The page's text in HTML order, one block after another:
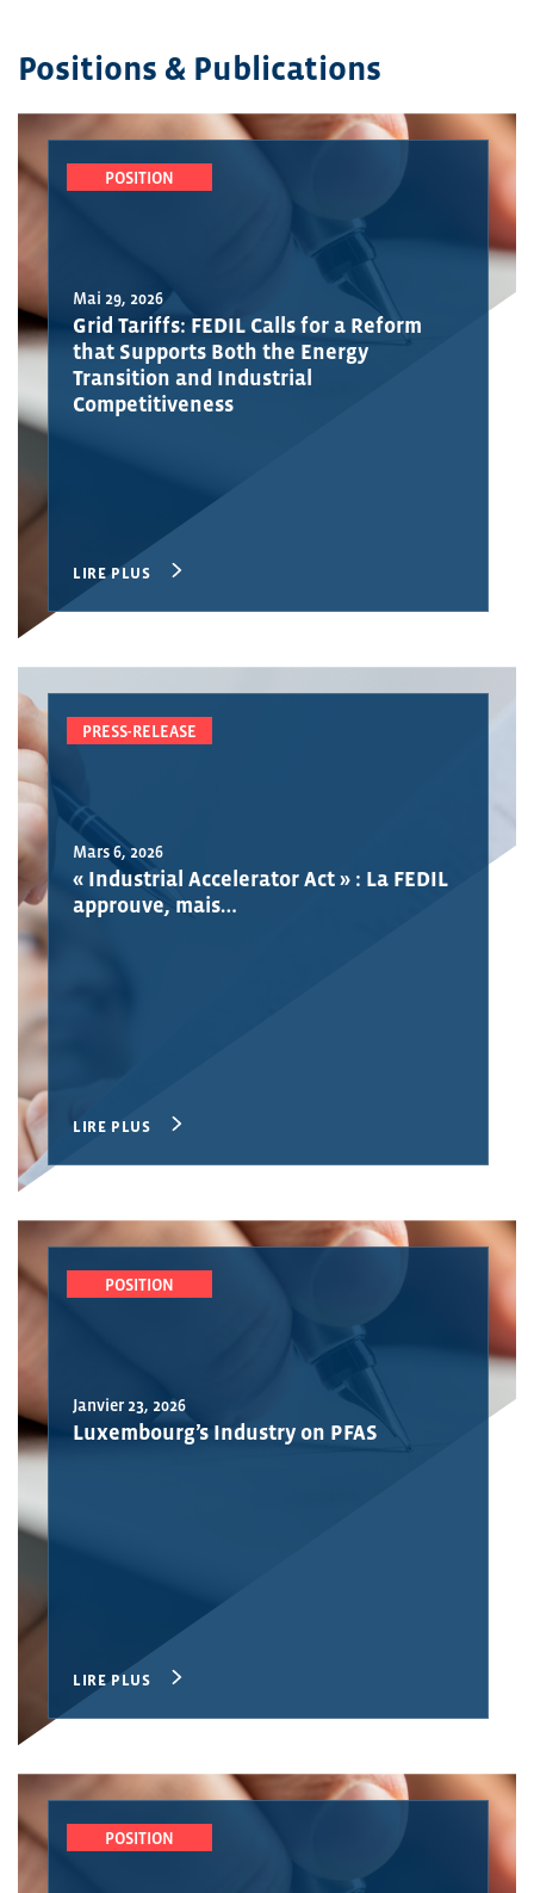
Positions & Publications
POSITION
Mai 29, 2026
Grid Tariffs: FEDIL Calls for a Reform
that Supports Both the Energy
Transition and Industrial
Competitiveness
LIRE PLUS
PRESS-RELEASE
Mars 6, 2026
« Industrial Accelerator Act » : La FEDIL
approuve, mais…
LIRE PLUS
POSITION
Janvier 23, 2026
Luxembourg’s Industry on PFAS
LIRE PLUS
POSITION